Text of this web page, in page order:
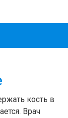
кость в
Врач